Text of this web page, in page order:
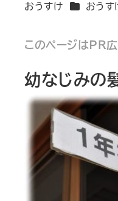
おうすけ カテゴリー
おうす
このページはPR広
幼なじみの